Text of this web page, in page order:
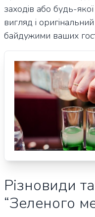
заходів або будь-
вигляд і
байдужими ваших
Різновиди та
“Зеленого